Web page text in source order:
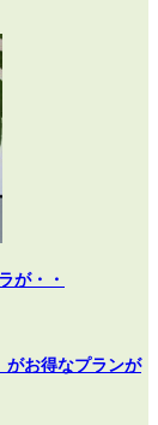
が・・
がお得なプランが